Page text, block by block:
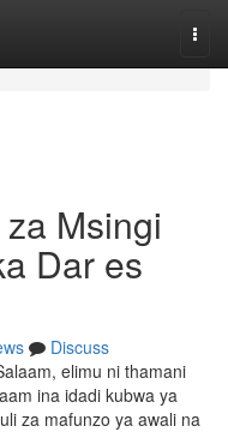
Msingi
Dar es
Discuss
elimu ni thamani
ina idadi kubwa ya
za mafunzo ya awali na